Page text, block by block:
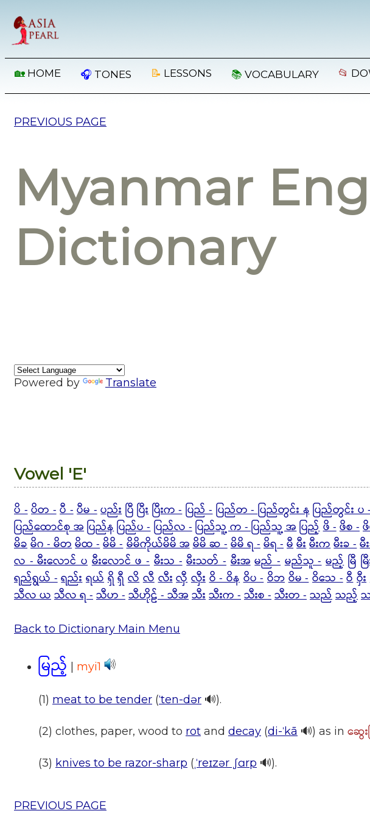
🏡 HOME 🎧 TONES 📝 LESSONS 📚 VOCABULARY 📂
PREVIOUS PAGE
Myanmar
Dictionary
Powered by Translate
Vowel 'E'
ပိ -ပိတ -ပီ -ပီမ -ပည်း ပြီ ပြီး ပြီးက - ပြည် -ပြည်တ - ပြည်တွင်း နပြည်တွင်း ပ
ပြည်ထောင်စု အပြည်နပြည်ပ -ပြည်လ -ပြည်သူ့ က - ပြည်သူ့ အပြည့်ဖိ -ဖိစ -
မိခမိဂ - မိတမိထ -မိမိ -မိမိကိုယ်မိမိ အမိမိ ဆ -မိမိ ရ -မိရ -မီမီးမီးကမီးခ -မီ
လ - မီးလောင် ပ မီးလောင် ဖ - မီးသ - မီးသတ် - မီးအ မည် - မည်သူ - မည့် မြီ မ
ရည်ရွယ် - ရည်း ရယ် ရှိ ရှီ လိ လီ လီး လှီ လှီး ဝိ - ဝိန ဝိပ - ဝိဘ ဝိမ - ဝိသေ - ဝီ ဝှီး
သီလ ယသီလ ရ -သီဟ -သီဟိုဠ် - သီအသီးသီးက -သီးစ -သီးတ -သည်သည့်
Back to Dictionary Main Menu
မြည့် | myi1
(1) meat to be tender (ˈten-dər 🔊).
(2) clothes, paper, wood to rot and decay (di-ˈkā 🔊) as in ဆွေ
(3) knives to be razor-sharp ( ˌˈreɪzər ˌʃɑrp 🔊).
PREVIOUS PAGE